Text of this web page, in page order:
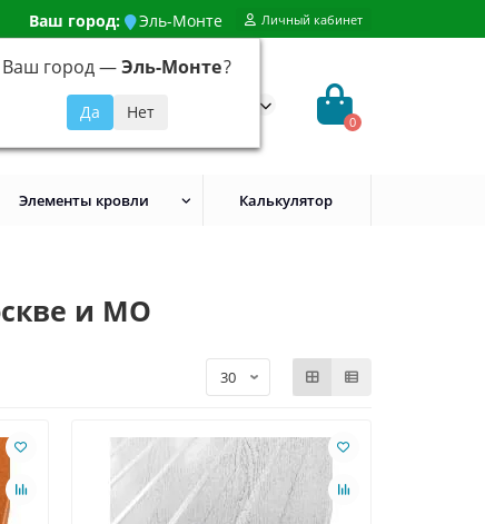
Ваш город: Эль-Монте
Ваш город —Эль-Монте?
Личный кабинет
648-92-94
0
Элементы кровли Калькулятор
и МО